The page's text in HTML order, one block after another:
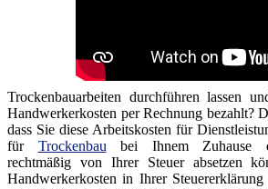
Trockenbauarbeiten durchführen lassen
Handwerkerkosten per Rechnung bezahlt?
dass Sie diese Arbeitskosten für
für Trockenbaubei Ihnem Zuhause
rechtmäßig von Ihrer Steuer absetzen
Handwerkerkosten in Ihrer